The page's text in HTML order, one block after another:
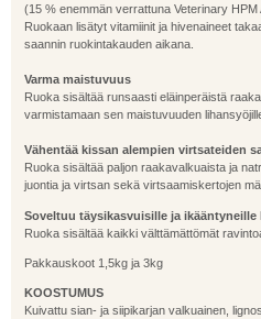
(15 % enemmän verrattuna Veterinary
Ruokaan lisätyt vitamiinit ja hivenaineet
saannin ruokintakauden aikana.
Varma maistuvuus
Ruoka sisältää runsaasti eläinperäistä
varmistamaan sen maistuvuuden
Vähentää kissan alempien virtsateiden
Ruoka sisältää paljon raakavalkuaista ja
juontia ja virtsan sekä virtsaamiskertojen
Soveltuu täysikasvuisille ja ikääntyneille
Ruoka sisältää kaikki välttämättömät
Pakkauskoot 1,5kg ja 3kg
KOOSTUMUS
Kuivattu sian- ja siipikarjan valkuainen,